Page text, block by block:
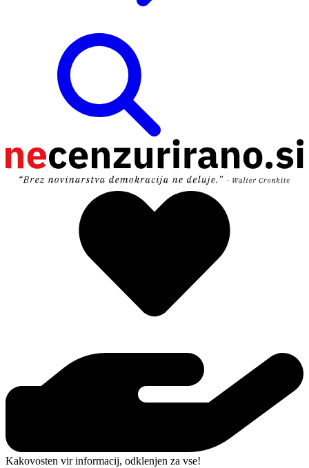
Kakovosten vir informacij, odklenjen za vse!